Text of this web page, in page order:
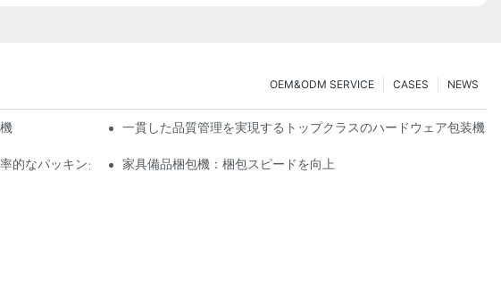
NEWS
CASES
OEM&ODM SERVICE
一貫した品質管理を実現するトップクラスのハードウェア包装機
的なパッキングのための究極のツール家具備品梱包機：梱包スピードを向上